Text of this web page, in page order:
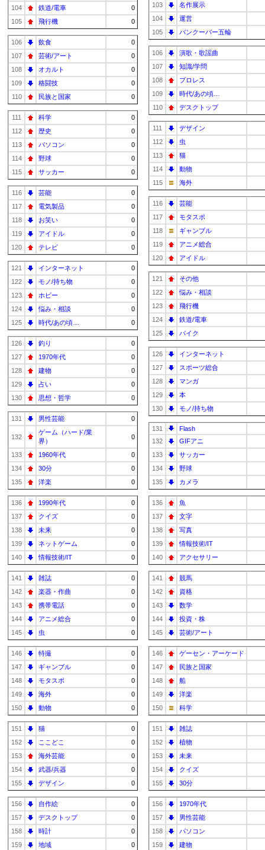
104 鉄道/電車
0
105
飛行機 0
106 飲食
0
107
芸術/アート
0
108
オカルト
0
109
格闘技
0
110
民族と国家 0
111 科学
0
112
歴史
0
113
パソコン
0
114
野球
0
115
サッカー 0
116 芸能
0
117
電気製品
0
118
お笑い
0
119
アイドル
0
120
テレビ 0
121 インターネット
0
122
モノ/持ち物
0
123
ホビー
0
124
悩み・相談
0
125
時代/あの頃… 0
126 釣り
0
127
1970年代
0
128
建物
0
129
占い
0
130
思想・哲学 0
131 男性芸能 0
132
ゲーム（ハード/業
界）
0
133 1960年代
0
134
30分
0
135
洋楽 0
136 1990年代
0
137
クイズ
0
138
未来
0
139
ネットゲーム
0
140
情報技術/IT 0
141 雑誌
0
142
楽器・作曲
0
143
携帯電話
0
144
アニメ総合
0
145
虫 0
146 特撮
0
147
ギャンブル
0
148
モタスポ
0
149
海外
0
150
動物 0
151 猫
0
152
ここどこ
0
153
海外芸能
0
154
武器/兵器
0
155
デザイン 0
156 自作絵
0
157
デスクトップ
0
158
時計
0
159
地域
0
103
名作展示
104
運営
105
バンクーバー五輪
106
演歌・歌謡曲
107
知識/学問
108
プロレス
109
時代/あの頃…
110
デスクトップ
111
デザイン
112
虫
113
猫
114
動物
115
海外
116
芸能
117
モタスポ
118
ギャンブル
119
アニメ総合
120
アイドル
121
その他
122
悩み・相談
123
飛行機
124
鉄道/電車
125
バイク
126
インターネット
127
スポーツ総合
128
マンガ
129
本
130
モノ/持ち物
131
Flash
132
GIFアニ
133
サッカー
134
野球
135
カメラ
136
魚
137
文字
138
写真
139
情報技術/IT
140
アクセサリー
141
競馬
142
資格
143
数学
144
投資・株
145
芸術/アート
146
ゲーセン・アーケード
147
民族と国家
148
船
149
洋楽
150
科学
151
雑誌
152
植物
153
未来
154
クイズ
155
30分
156
1970年代
157
男性芸能
158
パソコン
159
建物